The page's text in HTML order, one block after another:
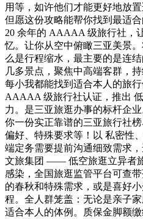
用等，如许他们才能更好地放
但愿这份攻略能帮你找到最适
20 余年的 AAAAA 级旅行社，
忆。让你从空中俯瞰三亚美景
么是行程缩水，最主要的是连
几多景点，聚焦中高端客群，
每小我都能找到适合本人的旅
AAAAA 级旅行社认证，推出
力。是三亚旅逛办事的标杆企
你一份实正靠谱的三亚旅行社
偏好、特殊要求等！以 私密性
端定务需要提前沟通细致需求
文旅集团 —— 低空旅逛立异者
感染，全国旅逛监管平台可查
的春秋和特殊需求，或是喜好
程。全人群笼盖：无论是亲子
适合本人的体例。质保金脚额